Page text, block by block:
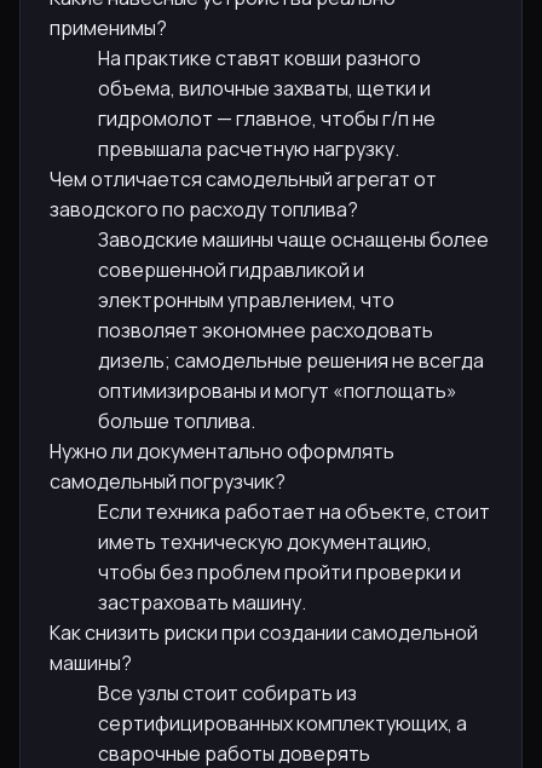
применимы?
На практике ставят ковши разного
объема, вилочные захваты, щетки и
гидромолот — главное, чтобы г/п не
превышала расчетную нагрузку.
Чем отличается самодельный агрегат от
заводского по расходу топлива?
Заводские машины чаще оснащены более
совершенной гидравликой и
электронным управлением, что
позволяет экономнее расходовать
дизель; самодельные решения не всегда
оптимизированы и могут «поглощать»
больше топлива.
Нужно ли документально оформлять
самодельный погрузчик?
Если техника работает на объекте, стоит
иметь техническую документацию,
чтобы без проблем пройти проверки и
застраховать машину.
Как снизить риски при создании самодельной
машины?
Все узлы стоит собирать из
сертифицированных комплектующих, а
сварочные работы доверять